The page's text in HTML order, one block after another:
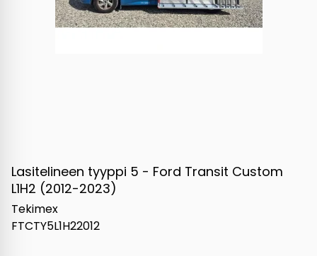
Lasitelineen tyyppi 5 - Ford Transit Custom
L1H2 (2012-2023)
Tekimex
FTCTY5L1H22012